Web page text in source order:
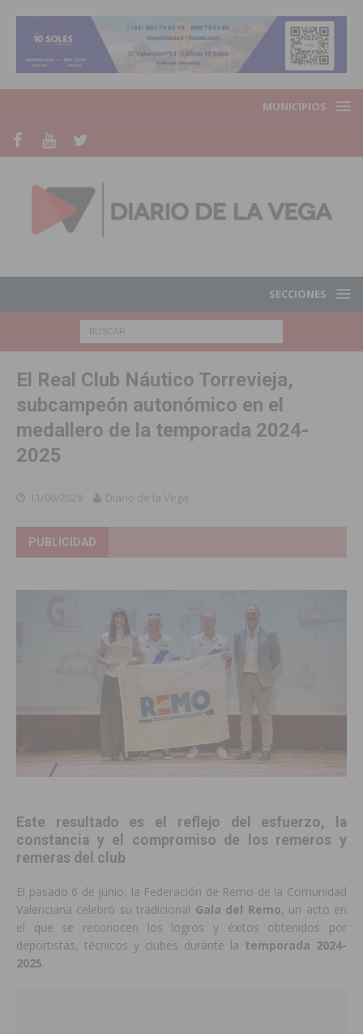
MUNICIPIOS
SECCIONES
El Real Club Náutico Torrevieja,
subcampeón autonómico en el
medallero de la temporada 2024-
2025
11/06/2026 Diario de la Vega
PUBLICIDAD
Este resultado es el reflejo del esfuerzo, la
constancia y el compromiso de los remeros y
remeras del club
El pasado 6 de junio, la Federación de Remo de la Comunidad
Valenciana celebró su tradicional Gala del Remo, un acto en
el que se reconocen los logros y éxitos obtenidos por
deportistas, técnicos y clubes durante la temporada 2024-
2025.